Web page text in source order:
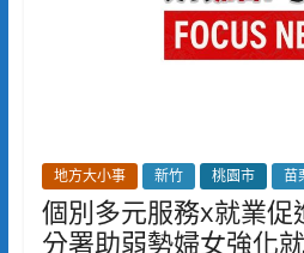
地方大小事 新竹 桃園市 苗
個別多元服務x就業
分署助弱勢婦女強化